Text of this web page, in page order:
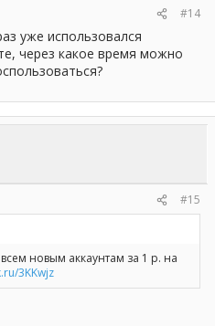
#14
уже использовался
через какое время можно
#15
новым аккаунтам за 1 р. на
3KKwjz